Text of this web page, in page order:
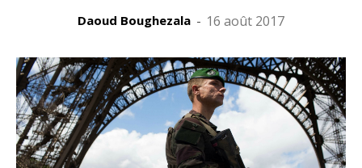
Daoud Boughezala - 16 août 2017